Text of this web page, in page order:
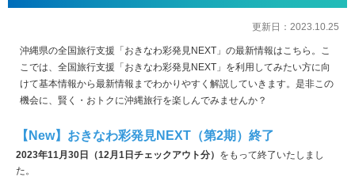
更新日： 2023.10.25
沖縄県の全国旅行支援「おきなわ彩発見NEXT」の最新情報はこちら。こ
こでは、全国旅行支援「おきなわ彩発見NEXT」を利用してみたい方に向
けて基本情報から最新情報までわかりやすく解説していきます。是非この
機会に、賢く・おトクに沖縄旅行を楽しんでみませんか？
【New】おきなわ彩発見NEXT（第2期）終了
2023年11月30日（12月1日チェックアウト分） をもって終了いたしまし
た。